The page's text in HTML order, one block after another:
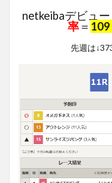
netkeibaデビュ
率＝ 109
先週は